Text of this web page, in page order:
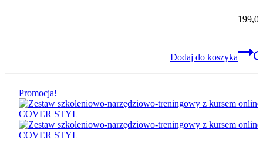
Dodaj do koszyka
Promocja!